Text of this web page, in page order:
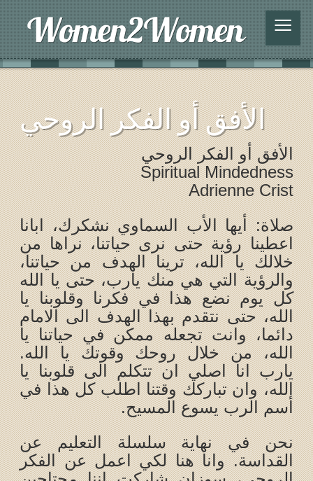
≡
الأفق أو الفكر الروحي
الأفق أو الفكر الروحي
Spiritual Mindedness
Adrienne Crist
صلاة: أيها الأب السماوي نشكرك، ابانا
اعطينا رؤية حتى نرى حياتنا، نراها من
خلالك يا الله، ترينا الهدف من حياتنا،
والرؤية التي هي منك يارب، حتى يا الله
كل يوم نضع هذا في فكرنا وقلوبنا يا
الله، حتى نتقدم بهذا الهدف الى الامام
دائما، وانت تجعله ممكن في حياتنا يا
الله، من خلال روحك وقوتك يا الله.
يارب انا اصلي ان تتكلم الى قلوبنا يا
الله، وان تباركك وقتنا اطلب كل هذا في
أسم الرب يسوع المسيح.
نحن في نهاية سلسلة التعليم عن
القداسة. وانا هنا لكي اعمل عن الفكر